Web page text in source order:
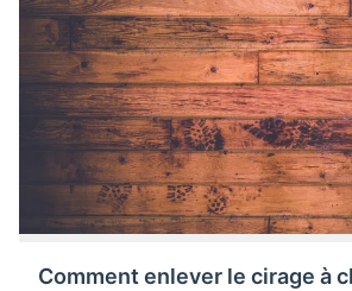
Comment enlever le cirage à